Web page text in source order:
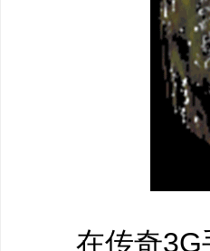
在传奇3G手